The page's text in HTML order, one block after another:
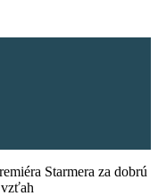
Starmera za dobrú